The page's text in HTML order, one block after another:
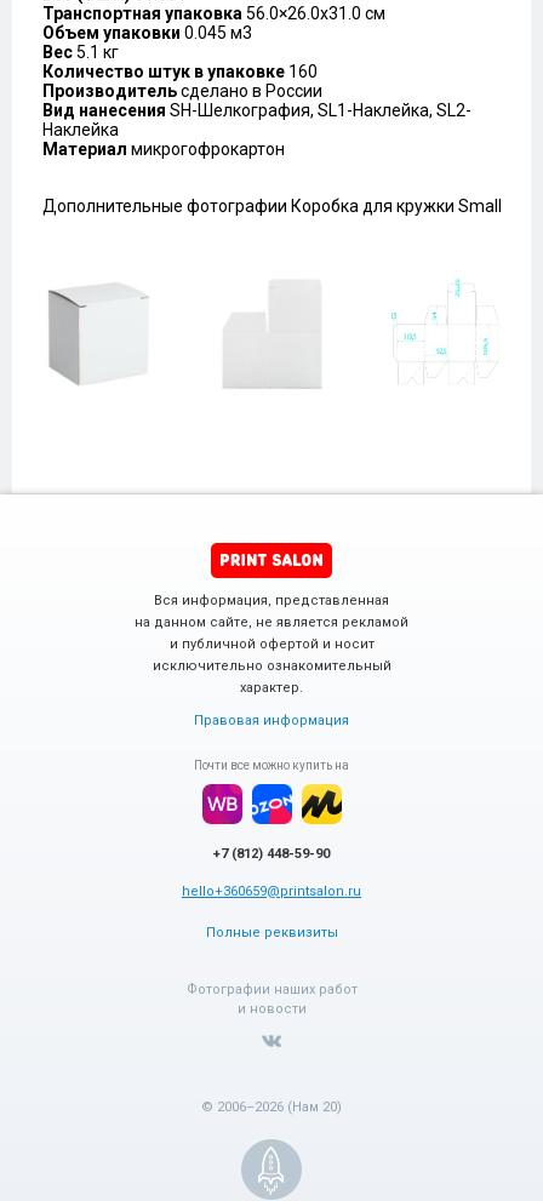
Транспортная упаковка 56.0×26.0x31.0 см
Объем упаковки 0.045 м3
Вес5.1 кг
Количество штук в упаковке 160
Производительсделано в России
Вид нанесения SH-Шелкография, SL1-Наклейка, SL2-
Наклейка
Материал микрогофрокартон
Дополнительные фотографии Коробка для кружки Small
Вся информация, представленная
на данном сайте, не является рекламой
и публичной офертой и носит
исключительно ознакомительный
характер.
Правовая информация
Почти все можно купить на
+7 (812) 448-59-90
hello+360659@printsalon.ru
Полные реквизиты
Фотографии наших работ
и новости
© 2006–2026 (Нам 20)